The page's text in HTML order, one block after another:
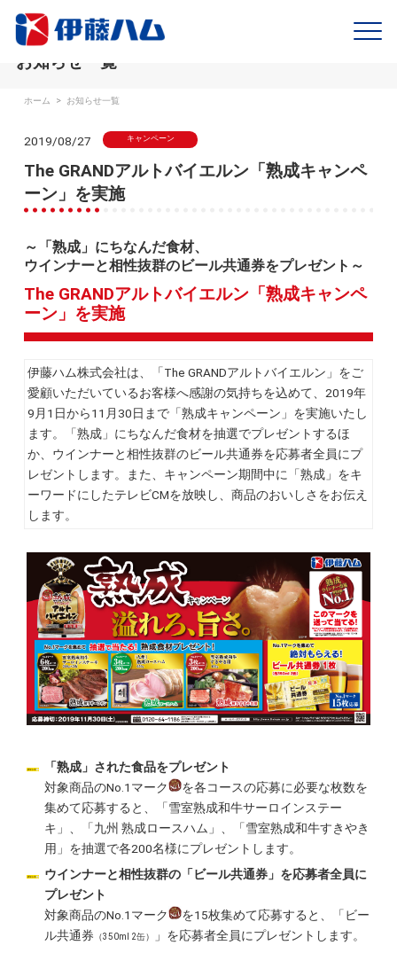
お知らせ一覧
ホーム > お知らせ一覧
2019/08/27 キャンペーン
The GRANDアルトバイエルン「熟成キャンペ
ーン」を実施
～「熟成」にちなんだ食材、
ウインナーと相性抜群のビール共通券をプレゼント～
The GRANDアルトバイエルン「熟成キャンペ
ーン」を実施
伊藤ハム株式会社は、「The GRANDアルトバイエルン」をご
愛顧いただいているお客様へ感謝の気持ちを込めて、2019年
9月1日から11月30日まで「熟成キャンペーン」を実施いたし
ます。「熟成」にちなんだ食材を抽選でプレゼントするほ
か、ウインナーと相性抜群のビール共通券を応募者全員にプ
レゼントします。また、キャンペーン期間中に「熟成」をキ
ーワードにしたテレビCMを放映し、商品のおいしさをお伝え
します。
「熟成」された食品をプレゼント
対象商品のNo.1マーク
を各コースの応募に必要な枚数を
集めて応募すると、「雪室熟成和牛サーロインステー
キ」、「九州 熟成ロースハム」、「雪室熟成和牛すきやき
用」を抽選で各200名様にプレゼントします。
ウインナーと相性抜群の「ビール共通券」を応募者全員に
プレゼント
対象商品のNo.1マーク
を15枚集めて応募すると、「ビー
ル共通券 （350ml 2缶）
」を応募者全員にプレゼントします。